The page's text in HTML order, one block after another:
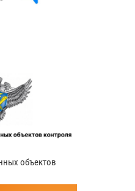
объектов